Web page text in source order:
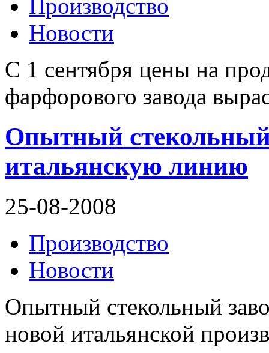
Производство
Новости
С 1 сентября цены на
фарфорового завода
Опытный стекольный
итальянскую линию
25-08-2008
Производство
Новости
Опытный стекольный
новой итальянской